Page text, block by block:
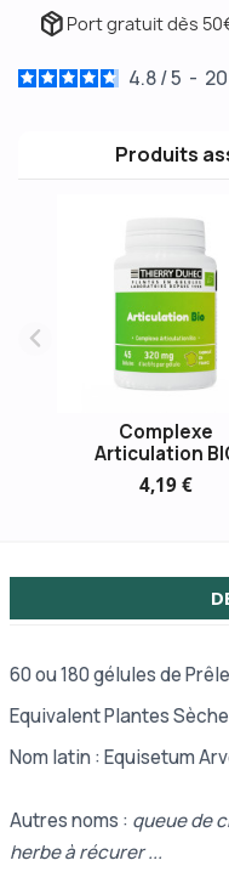
package_2 Port gratuit dès
4.8/5 - 20
Produits
Complexe
Articulation
4,19 €
60 ou 180 gélules de
Equivalent Plantes
Nom latin : Equisetum
Autres noms : queue de
herbe à récurer ...